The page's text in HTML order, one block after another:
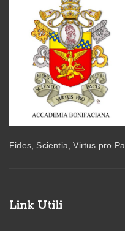
Fides, Scientia, Virtus pro
Link Utili